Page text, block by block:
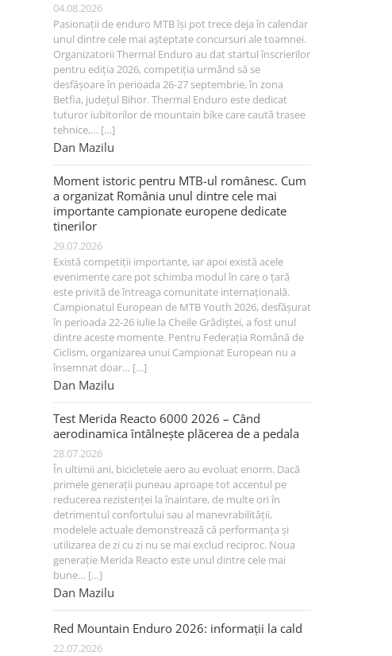
04.08.2026
Pasionații de enduro MTB își pot trece deja în calendar
unul dintre cele mai așteptate concursuri ale toamnei.
Organizatorii Thermal Enduro au dat startul înscrierilor
pentru ediția 2026, competiția urmând să se
desfășoare în perioada 26-27 septembrie, în zona
Betfia, județul Bihor. Thermal Enduro este dedicat
tuturor iubitorilor de mountain bike care caută trasee
tehnice,… […]
Dan Mazilu
Moment istoric pentru MTB-ul românesc. Cum
a organizat România unul dintre cele mai
importante campionate europene dedicate
tinerilor
29.07.2026
Există competiții importante, iar apoi există acele
evenimente care pot schimba modul în care o țară
este privită de întreaga comunitate internațională.
Campionatul European de MTB Youth 2026, desfășurat
în perioada 22-26 iulie la Cheile Grădiștei, a fost unul
dintre aceste momente. Pentru Federația Română de
Ciclism, organizarea unui Campionat European nu a
însemnat doar… […]
Dan Mazilu
Test Merida Reacto 6000 2026 – Când
aerodinamica întâlnește plăcerea de a pedala
28.07.2026
În ultimii ani, bicicletele aero au evoluat enorm. Dacă
primele generații puneau aproape tot accentul pe
reducerea rezistenței la înaintare, de multe ori în
detrimentul confortului sau al manevrabilității,
modelele actuale demonstrează că performanța și
utilizarea de zi cu zi nu se mai exclud reciproc. Noua
generație Merida Reacto este unul dintre cele mai
bune… […]
Dan Mazilu
Red Mountain Enduro 2026: informații la cald
22.07.2026